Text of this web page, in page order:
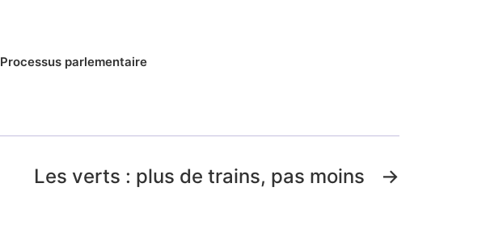
Processus parlementaire
→
Les verts : plus de trains, pas moins